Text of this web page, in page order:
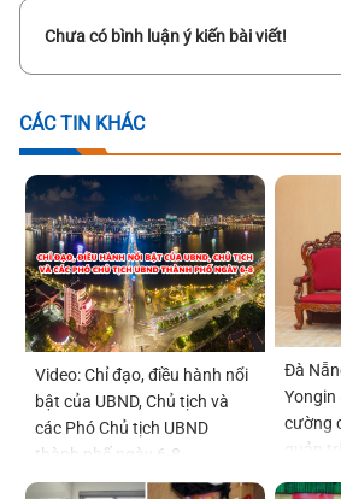
Chưa có bình luận ý kiến bài viết!
CÁC TIN KHÁC
Video: Chỉ đạo, điều hành nổi
bật của UBND, Chủ tịch và
các Phó Chủ tịch UBND
thành phố ngày 6-8
Đà
Yongin
cường
quản